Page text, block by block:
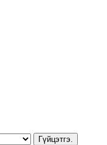
Гүйцэтгэ.